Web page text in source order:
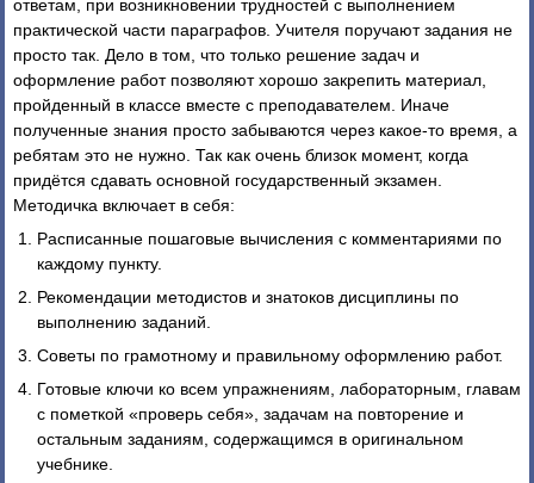
ответам, при возникновении трудностей с выполнением
практической части параграфов. Учителя поручают задания не
просто так. Дело в том, что только решение задач и
оформление работ позволяют хорошо закрепить материал,
пройденный в классе вместе с преподавателем. Иначе
полученные знания просто забываются через какое-то время, а
ребятам это не нужно. Так как очень близок момент, когда
придётся сдавать основной государственный экзамен.
Методичка включает в себя:
Расписанные пошаговые вычисления с комментариями по
каждому пункту.
Рекомендации методистов и знатоков дисциплины по
выполнению заданий.
Советы по грамотному и правильному оформлению работ.
Готовые ключи ко всем упражнениям, лабораторным, главам
с пометкой «проверь себя», задачам на повторение и
остальным заданиям, содержащимся в оригинальном
учебнике.